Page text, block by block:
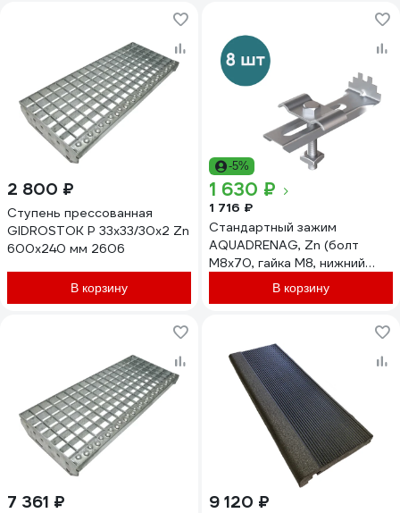
2 800 ₽
Ступень прессованная
GIDROSTOK P 33х33/30х2 Zn
600х240 мм 2606
В корзину
-5%
1 630 ₽
1 716 ₽
Стандартный зажим
AQUADRENAG, Zn (болт
M8x70, гайка M8, нижний
зажим, прижимная скоба),
комплект - 8шт, 3333888
В корзину
7 361 ₽ 9 120 ₽